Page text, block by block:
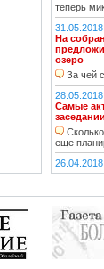
теперь
31.05.2018
На
озеро
За чей
28.05.2018
Самые
еще
26.04.2018
РЕШЕНИЕ
26.04.2018
РЕШЕНИЕ
На
массовой